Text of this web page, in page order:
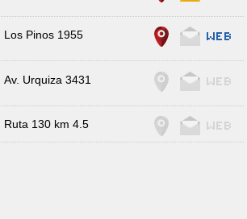
Los Pinos 1955
Av. Urquiza 3431
Ruta 130 km 4.5